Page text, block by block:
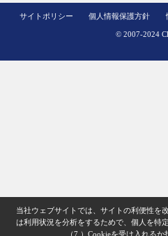
サイトポリシー 個人情報保護方針
© 2007-2024
当社ウェブサイトでは、サイトの利便性を
は利用状況を分析をするためで、個人を特
（7.）Cookieを受け入れるか